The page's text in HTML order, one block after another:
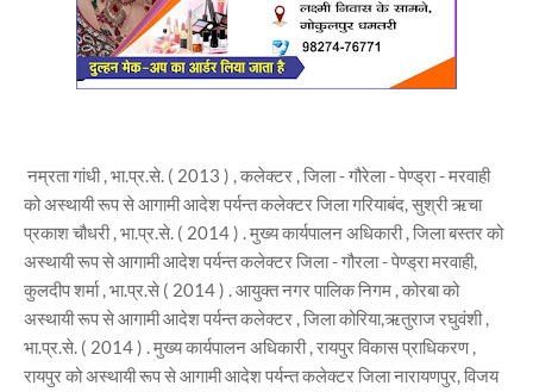
नम्रता गांधी , भा.प्र.से. ( 2013 ) , कलेक्टर , जिला - गौरेला - पेण्ड्रा - मरवाही
को अस्थायी रूप से आगामी आदेश पर्यन्त कलेक्टर जिला गरियाबंद, सुश्री ऋचा
प्रकाश चौधरी , भा.प्र.से. ( 2014 ) . मुख्य कार्यपालन अधिकारी , जिला बस्तर को
अस्थायी रूप से आगामी आदेश पर्यन्त कलेक्टर जिला - गौरला - पेण्ड्रा मरवाही,
कुलदीप शर्मा , भा.प्र.से ( 2014 ) . आयुक्त नगर पालिक निगम , कोरबा को
अस्थायी रूप से आगामी आदेश पर्यन्त कलेक्टर , जिला कोरिया,ऋतुराज रघुवंशी ,
भा.प्र.से. ( 2014 ) . मुख्य कार्यपालन अधिकारी , रायपुर विकास प्राधिकरण ,
रायपुर को अस्थायी रूप से आगामी आदेश पर्यन्त कलेक्टर जिला नारायणपुर, विजय